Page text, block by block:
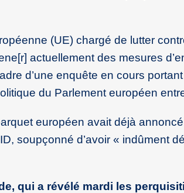
(UE) chargé de lutter
actuellement des mesures
d’une enquête en cours
du Parlement européen
européen avait déjà
soupçonné d’avoir « indûment
qui a révélé mardi les